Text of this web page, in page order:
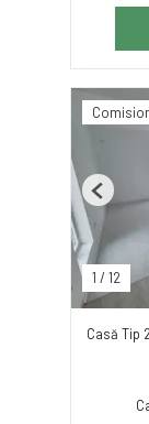
1 / 12
Casă Tip